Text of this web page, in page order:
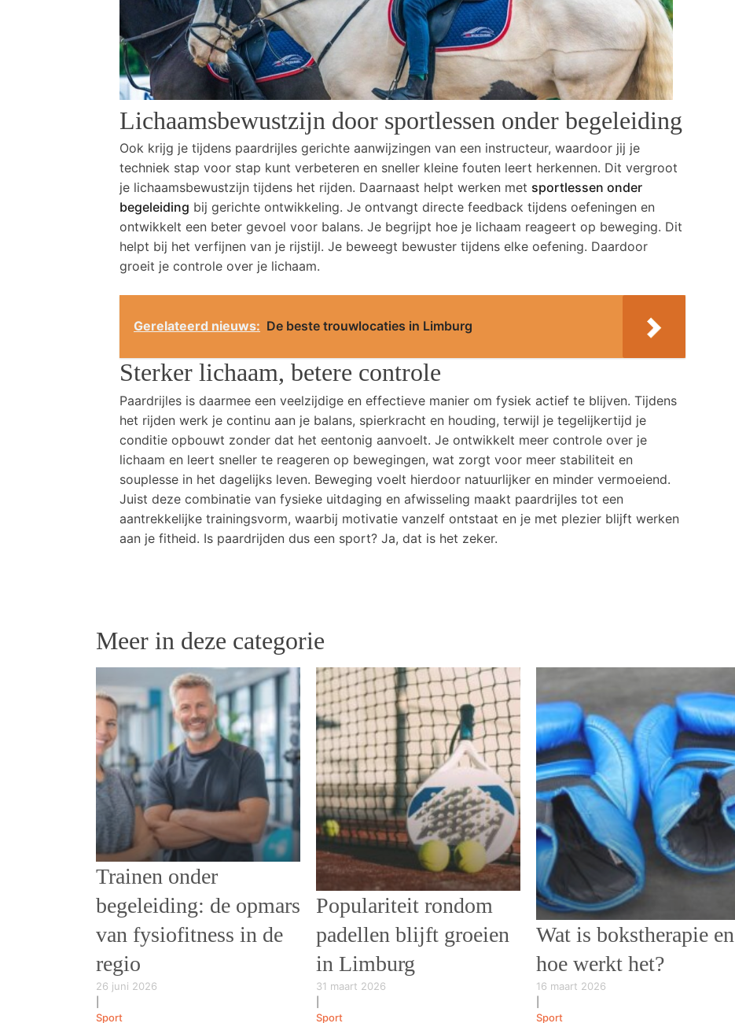
Lichaamsbewustzijn door sportlessen onder begeleiding
Ook krijg je tijdens paardrijles gerichte aanwijzingen van een instructeur, waardoor jij je
techniek stap voor stap kunt verbeteren en sneller kleine fouten leert herkennen. Dit vergroot
je lichaamsbewustzijn tijdens het rijden. Daarnaast helpt werken met sportlessen onder
begeleiding bij gerichte ontwikkeling. Je ontvangt directe feedback tijdens oefeningen en
ontwikkelt een beter gevoel voor balans. Je begrijpt hoe je lichaam reageert op beweging. Dit
helpt bij het verfijnen van je rijstijl. Je beweegt bewuster tijdens elke oefening. Daardoor
groeit je controle over je lichaam.
Gerelateerd nieuws: De beste trouwlocaties in Limburg
Sterker lichaam, betere controle
Paardrijles is daarmee een veelzijdige en effectieve manier om fysiek actief te blijven. Tijdens
het rijden werk je continu aan je balans, spierkracht en houding, terwijl je tegelijkertijd je
conditie opbouwt zonder dat het eentonig aanvoelt. Je ontwikkelt meer controle over je
lichaam en leert sneller te reageren op bewegingen, wat zorgt voor meer stabiliteit en
souplesse in het dagelijks leven. Beweging voelt hierdoor natuurlijker en minder vermoeiend.
Juist deze combinatie van fysieke uitdaging en afwisseling maakt paardrijles tot een
aantrekkelijke trainingsvorm, waarbij motivatie vanzelf ontstaat en je met plezier blijft werken
aan je fitheid. Is paardrijden dus een sport? Ja, dat is het zeker.
Meer in deze categorie
Trainen onder
begeleiding: de opmars
van fysiofitness in de
regio
26 juni 2026
Sport
Populariteit rondom
padellen blijft groeien
in Limburg
31 maart 2026
Sport
Wat is bokstherapie en
hoe werkt het?
16 maart 2026
Sport